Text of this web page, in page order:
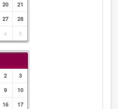
20
21
27
28
4 5
2
3
9
10
16
17